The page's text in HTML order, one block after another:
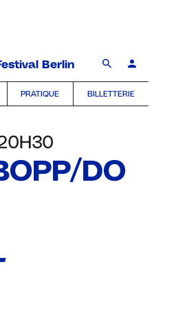
Berlin
PRATIQUE BILLETTERIE
DO